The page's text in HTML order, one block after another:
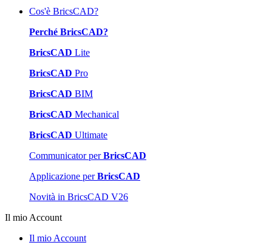
Cos'è BricsCAD?
Perché BricsCAD?
BricsCAD Lite
BricsCAD Pro
BricsCAD BIM
BricsCAD Mechanical
BricsCAD Ultimate
Communicator perBricsCAD
Applicazione perBricsCAD
Novità in BricsCAD V26
Il mio Account
Il mio Account